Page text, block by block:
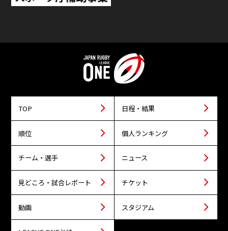
TOP 日程・結果
順位 個人ランキング
チーム・選手 ニュース
見どころ・試合レポート チケット
動画 スタジアム